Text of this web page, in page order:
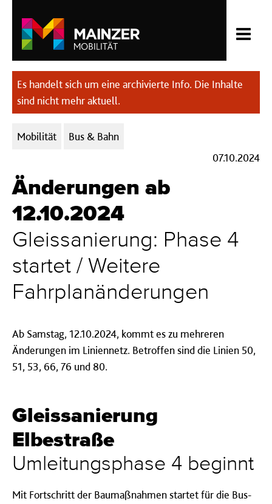
Es handelt sich um eine archivierte Info. Die Inhalte
sind nicht mehr aktuell.
Kategorien:
Mobilität
Bus & Bahn
07.10.2024
Änderungen ab
12.10.2024
Gleissanierung: Phase 4
startet / Weitere
Fahrplanänderungen
Ab Samstag, 12.10.2024, kommt es zu mehreren
Änderungen im Liniennetz. Betroffen sind die Linien 50,
51, 53, 66, 76 und 80.
Gleissanierung
Elbestraße
Umleitungsphase 4 beginnt
Mit Fortschritt der Baumaßnahmen startet für die Bus-